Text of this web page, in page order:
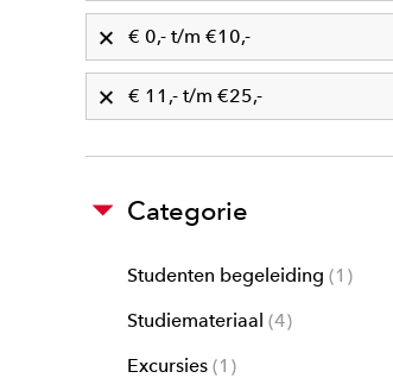
€ 0,- t/m €10,-
€ 11,- t/m €25,-
Categorie
Studenten begeleiding
1
Studiemateriaal 4
Excursies 1